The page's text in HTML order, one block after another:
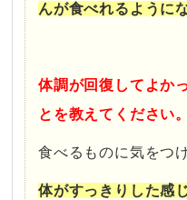
んが食べれるように
体調が回復してよか
とを教えてください。
食べるものに気をつ
体がすっきりした感